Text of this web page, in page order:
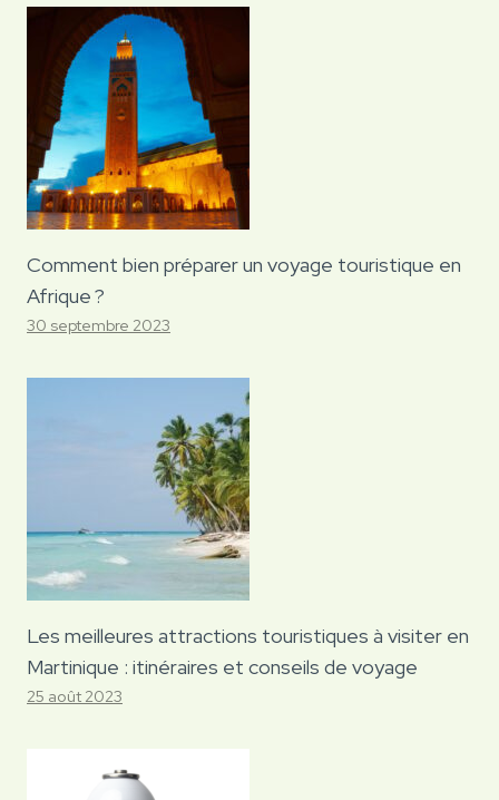
Comment bien préparer un voyage touristique en
Afrique ?
30 septembre 2023
Les meilleures attractions touristiques à visiter en
Martinique : itinéraires et conseils de voyage
25 août 2023